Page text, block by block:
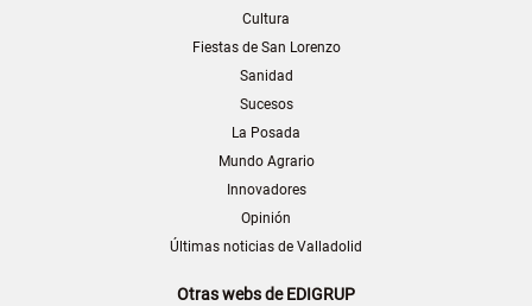
Cultura
Fiestas de San Lorenzo
Sanidad
Sucesos
La Posada
Mundo Agrario
Innovadores
Opinión
Últimas noticias de Valladolid
Otras webs de EDIGRUP